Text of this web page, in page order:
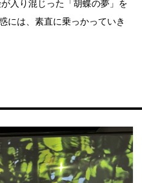
入り混じった「胡蝶の夢」を
には、素直に乗っかっていき